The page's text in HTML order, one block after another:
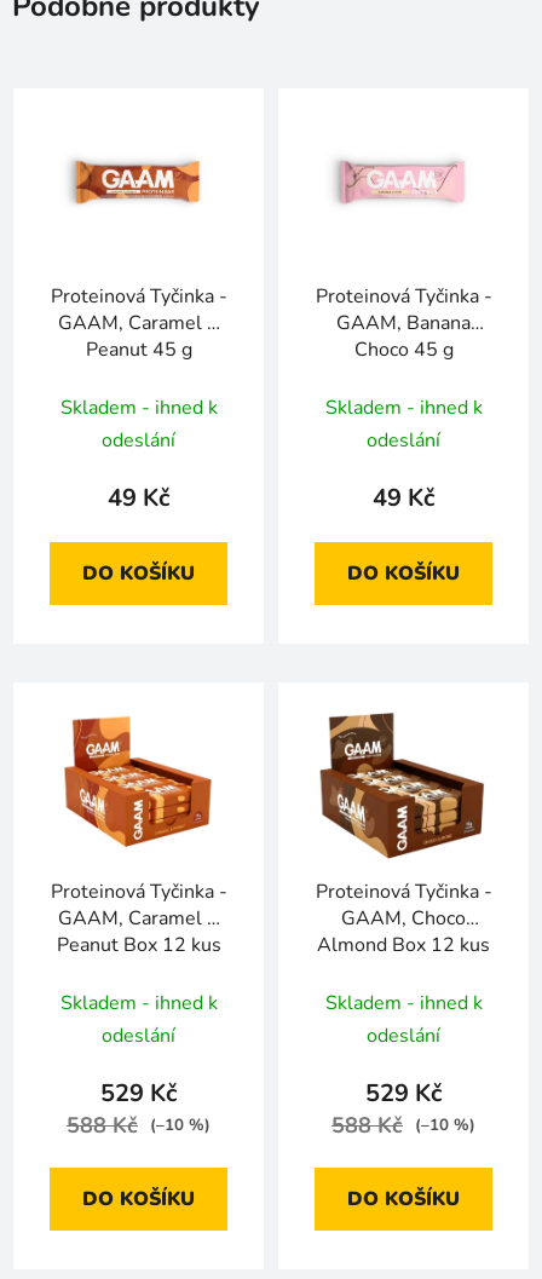
Proteinová Tyčinka -
GAAM, Caramel &
Peanut 45 g
Skladem - ihned k
odeslání
49 Kč
DO KOŠÍKU
Proteinová Tyčinka -
GAAM, Banana
Choco 45 g
Skladem - ihned k
odeslání
49 Kč
DO KOŠÍKU
Proteinová Tyčinka -
GAAM, Caramel &
Peanut Box 12 kus
Skladem - ihned k
odeslání
529 Kč
588 Kč (–10 %)
DO KOŠÍKU
Proteinová Tyčinka -
GAAM, Choco
Almond Box 12 kus
Skladem - ihned k
odeslání
529 Kč
588 Kč (–10 %)
DO KOŠÍKU